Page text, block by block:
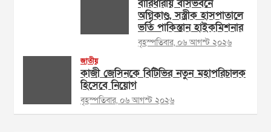
বারিধারায় বাসভবনে
অগ্নিকাণ্ড, সস্ত্রীক হাসপাতালে
ভর্তি পাকিস্তান হাইকমিশনার
বৃহস্পতিবার, ০৬ আগস্ট ২০২৬
জাতীয়
কাজী জেসিনকে বিটিভির নতুন মহাপরিচালক
হিসেবে নিয়োগ
বৃহস্পতিবার, ০৬ আগস্ট ২০২৬